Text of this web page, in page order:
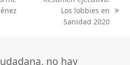
Los lobbies en
Sanidad 2020
no hay